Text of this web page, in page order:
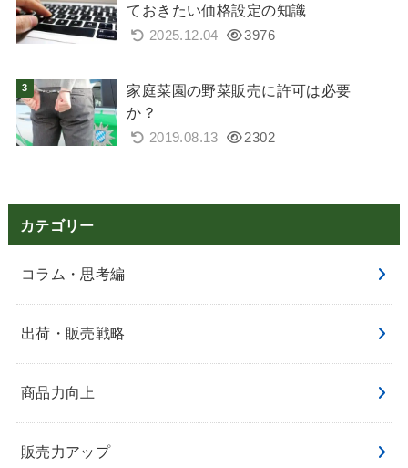
ておきたい価格設定の知識
2025.12.04 3976
家庭菜園の野菜販売に許可は必要
か？
2019.08.13 2302
カテゴリー
コラム・思考編
出荷・販売戦略
商品力向上
販売力アップ